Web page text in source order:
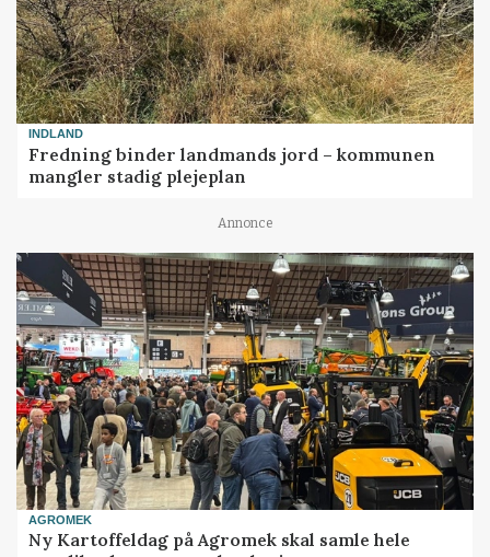
INDLAND
Fredning binder landmands jord – kommunen
mangler stadig plejeplan
Annonce
AGROMEK
Ny Kartoffeldag på Agromek skal samle hele